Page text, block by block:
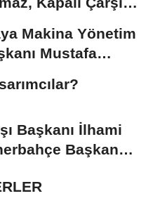
Makina Yönetim
Mustafa
Başkanı İlhami
Başkan